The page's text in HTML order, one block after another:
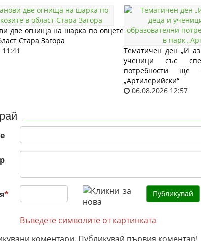
две огнища на шарка по овцете
Стара Загора
Тематичен ден „И
ученици със
потребности
„Артилерийски“
06.08.2026 12:57
*
Въведете символите от картинката
коментари. Публикувай първия коментар!